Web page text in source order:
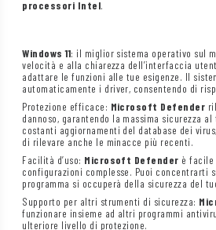
processori Intel.
Windows 11: il miglior sistema operativo sul
velocità e alla chiarezza dell’interfaccia
adattare le funzioni alle tue esigenze. Il
automaticamente i driver, consentendo di
Protezione efficace: Microsoft Defender
dannoso, garantendo la massima sicurezza
costanti aggiornamenti del database dei
di rilevare anche le minacce più recenti.
Facilità d’uso: Microsoft Defender è facile
configurazioni complesse. Puoi concentrarti
programma si occuperà della sicurezza del
Supporto per altri strumenti di sicurezza:
funzionare insieme ad altri programmi
ulteriore livello di protezione.